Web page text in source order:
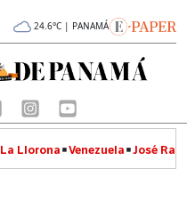
24.6°C | PANAMÁ
La Llorona Venezuela José